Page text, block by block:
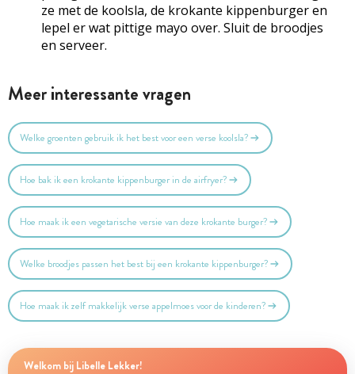
ze met de koolsla, de krokante kippenburger en
lepel er wat pittige mayo over. Sluit de broodjes
en serveer.
Meer interessante vragen
Welke groenten gebruik ik het best voor een verse koolsla?
Hoe bak ik een krokante kippenburger in de airfryer?
Hoe maak ik een vegetarische versie van deze krokante burger?
Welke broodjes passen het best bij een krokante kippenburger?
Hoe maak ik zelf makkelijk verse appelmoes voor de kinderen?
Welkom bij Libelle Lekker!